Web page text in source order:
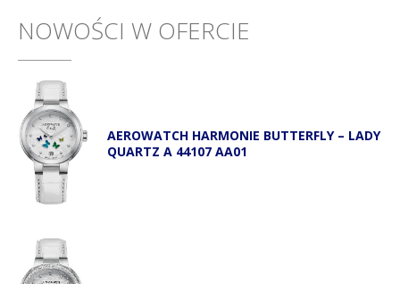
NOWOŚCI W OFERCIE
AEROWATCH HARMONIE BUTTERFLY – LADY
QUARTZ A 44107 AA01